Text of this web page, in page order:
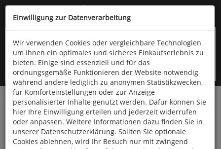
Kompletten Head der Seite überspringen
oder (06766) 9323-960
Startseite Informationen
Uppps...
Einwilligung zur Datenverarbeitung
Wir verwenden Cookies oder vergleichbare Technologien
um Ihnen ein optimales und sicheres Einkaufserlebnis zu
bieten. Einige sind essenziell und für das
ordnungsgemäße Funktionieren der Website notwendig
während andere lediglich zu anonymen Statistikzwecken,
für Komforteinstellungen oder zur Anzeige
personalisierter Inhalte genutzt werden. Dafür können Sie
hier Ihre Einwilligung erteilen und jederzeit widerrufen
oder anpassen. Weitere Informationen dazu finden Sie in
unserer Datenschutzerklärung. Sollten Sie optionale
Cookies ablehnen, wird Ihr Besuch nur mit zwingend